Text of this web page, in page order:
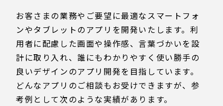
お客さまの業務やご要望に最適なスマートフォ
ンやタブレットのアプリを開発いたします。利
用者に配慮した画面や操作感、言葉づかいを設
計に取り入れ、誰にもわかりやすく使い勝手の
良いデザインのアプリ開発を目指しています。
どんなアプリのご相談もお受けできますが、参
考例として次のような実績があります。